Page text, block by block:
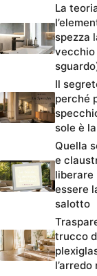
La
spezza
vecchio
Il
perché
sole è
Quella
e
liberare
essere
salotto
trucco